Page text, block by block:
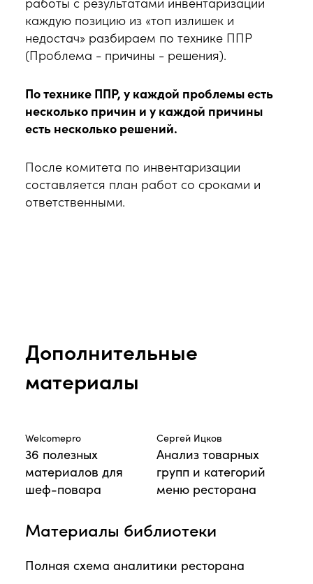
каждую позицию из «топ излишек и
недостач» разбираем по технике ППР
(Проблема - причины - решения).
По технике ППР, у каждой проблемы есть
несколько причин и у каждой причины
есть несколько решений.
После комитета по инвентаризации
составляется план работ со сроками и
ответственными.
Дополнительные
материалы
Welcomepro
36 полезных
материалов для
шеф-повара
Сергей Ицков
Анализ товарных
групп и категорий
меню ресторана
Материалы библиотеки
Полная схема аналитики ресторана